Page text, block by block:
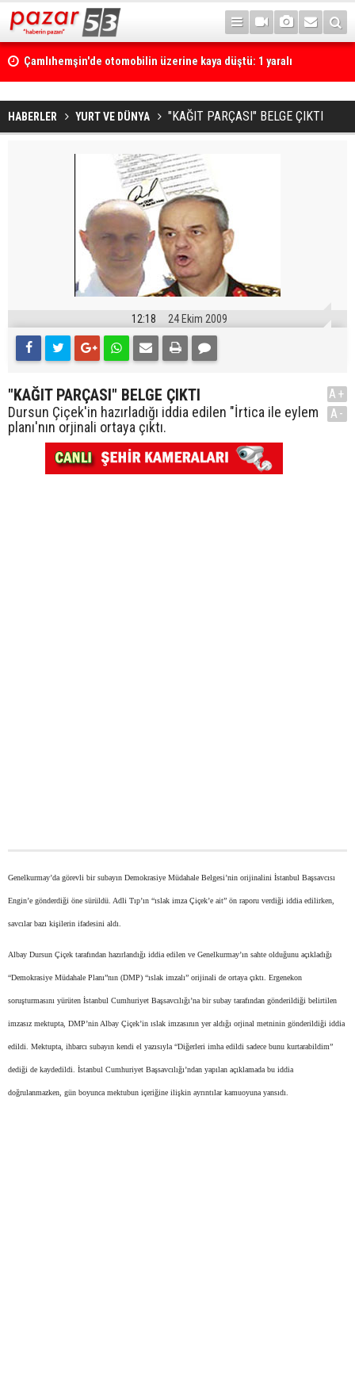
Çamlıhemşin'de otomobilin üzerine kaya düştü: 1 yaralı
HABERLER YURT VE DÜNYA "KAĞIT PARÇASI" BELGE ÇIKTI
12:18 24 Ekim 2009
"KAĞIT PARÇASI" BELGE ÇIKTI
Dursun Çiçek'in hazırladığı iddia edilen "İrtica ile eylem
planı'nın orjinali ortaya çıktı.
A+
A-
Genelkurmay’da görevli bir subayın Demokrasiye Müdahale Belgesi’nin orijinalini İstanbul Başsavcısı
Engin’e gönderdiği öne sürüldü. Adli Tıp’ın “ıslak imza Çiçek’e ait” ön raporu verdiği iddia edilirken,
savcılar bazı kişilerin ifadesini aldı.
Albay Dursun Çiçek tarafından hazırlandığı iddia edilen ve Genelkurmay’ın sahte olduğunu açıkladığı
“Demokrasiye Müdahale Planı”nın (DMP) “ıslak imzalı” orijinali de ortaya çıktı. Ergenekon
soruşturmasını yürüten İstanbul Cumhuriyet Başsavcılığı’na bir subay tarafından gönderildiği belirtilen
imzasız mektupta, DMP’nin Albay Çiçek’in ıslak imzasının yer aldığı orjinal metninin gönderildiği iddia
edildi. Mektupta, ihbarcı subayın kendi el yazısıyla “Diğerleri imha edildi sadece bunu kurtarabildim”
dediği de kaydedildi. İstanbul Cumhuriyet Başsavcılığı’ndan yapılan açıklamada bu iddia
doğrulanmazken, gün boyunca mektubun içeriğine ilişkin ayrıntılar kamuoyuna yansıdı.